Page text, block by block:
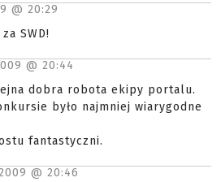
@ 20:29
SWD!
@ 20:44
dobra robota ekipy portalu.
było najmniej wiarygodne
fantastyczni.
@ 20:46